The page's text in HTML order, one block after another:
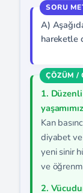
A)
hareketle
1.
Kan
diyabet ve
yeni sinir
ve
2.